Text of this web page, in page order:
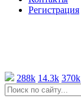
Регистрация
288k 14.3k 370k